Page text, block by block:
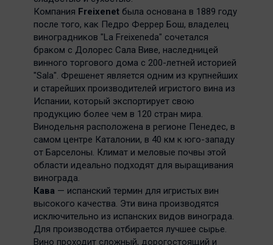
Компания Freixenet была основана в 1889 году
после того, как Педро Феррер Бош, владелец
виноградников "La Freixeneda" сочетался
браком с Долорес Сала Виве, наследницей
винного торгового дома с 200-летней историей
"Sala". Фрешенет является одним из крупнейших
и старейших производителей игристого вина из
Испании, который экспортирует свою
продукцию более чем в 120 стран мира.
Винодельня расположена в регионе Пенедес, в
самом центре Каталонии, в 40 км к юго-западу
от Барселоны. Климат и меловые почвы этой
области идеально подходят для выращивания
винограда.
Кава — испанский термин для игристых вин
высокого качества. Эти вина производятся
исключительно из испанских видов винограда.
Для производства отбирается лучшее сырье.
Вино проходит сложный, дорогостоящий и